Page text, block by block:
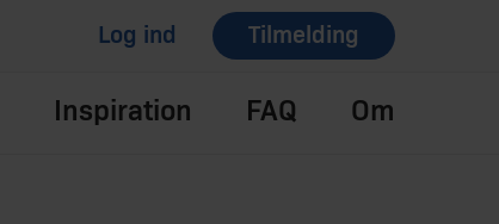
Log ind Tilmelding
Inspiration FAQ Om